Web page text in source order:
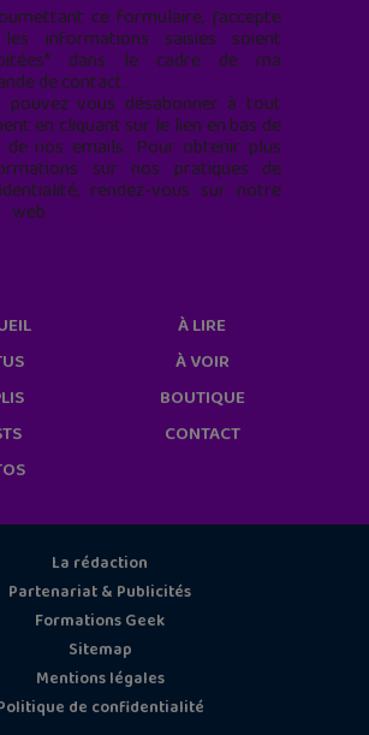
ce formulaire, j’accepte
informations saisies soient
dans le cadre de ma
de contact.
pouvez vous désabonner à tout
en cliquant sur le lien en bas de
de nos emails. Pour obtenir plus
sur nos pratiques de
rendez-vous sur notre
web
À LIRE
À VOIR
BOUTIQUE
CONTACT
La rédaction
Partenariat & Publicités
Formations Geek
Sitemap
Mentions légales
de confidentialité